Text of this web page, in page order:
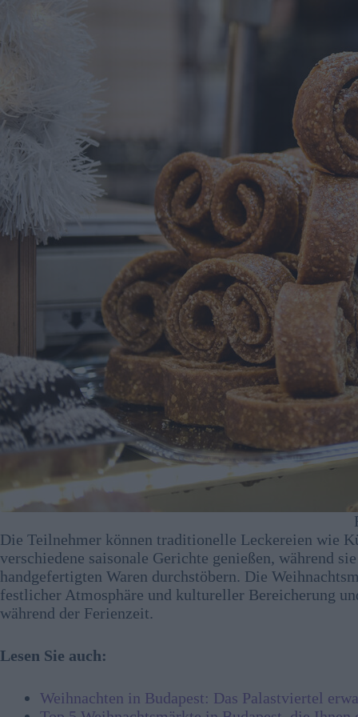
Die Teilnehmer können traditionelle Leckereien wie
verschiedene saisonale Gerichte genießen, während
handgefertigten Waren durchstöbern. Die
festlicher Atmosphäre und kultureller Bereicherung
während der Ferienzeit.
Lesen Sie auch:
Weihnachten in Budapest: Das Palastviertel